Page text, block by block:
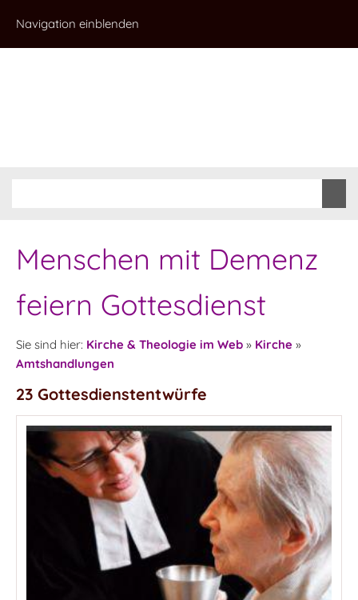
Navigation einblenden
Menschen mit Demenz
feiern Gottesdienst
Sie sind hier: Kirche & Theologie im Web » Kirche »
Amtshandlungen
23 Gottesdienstentwürfe